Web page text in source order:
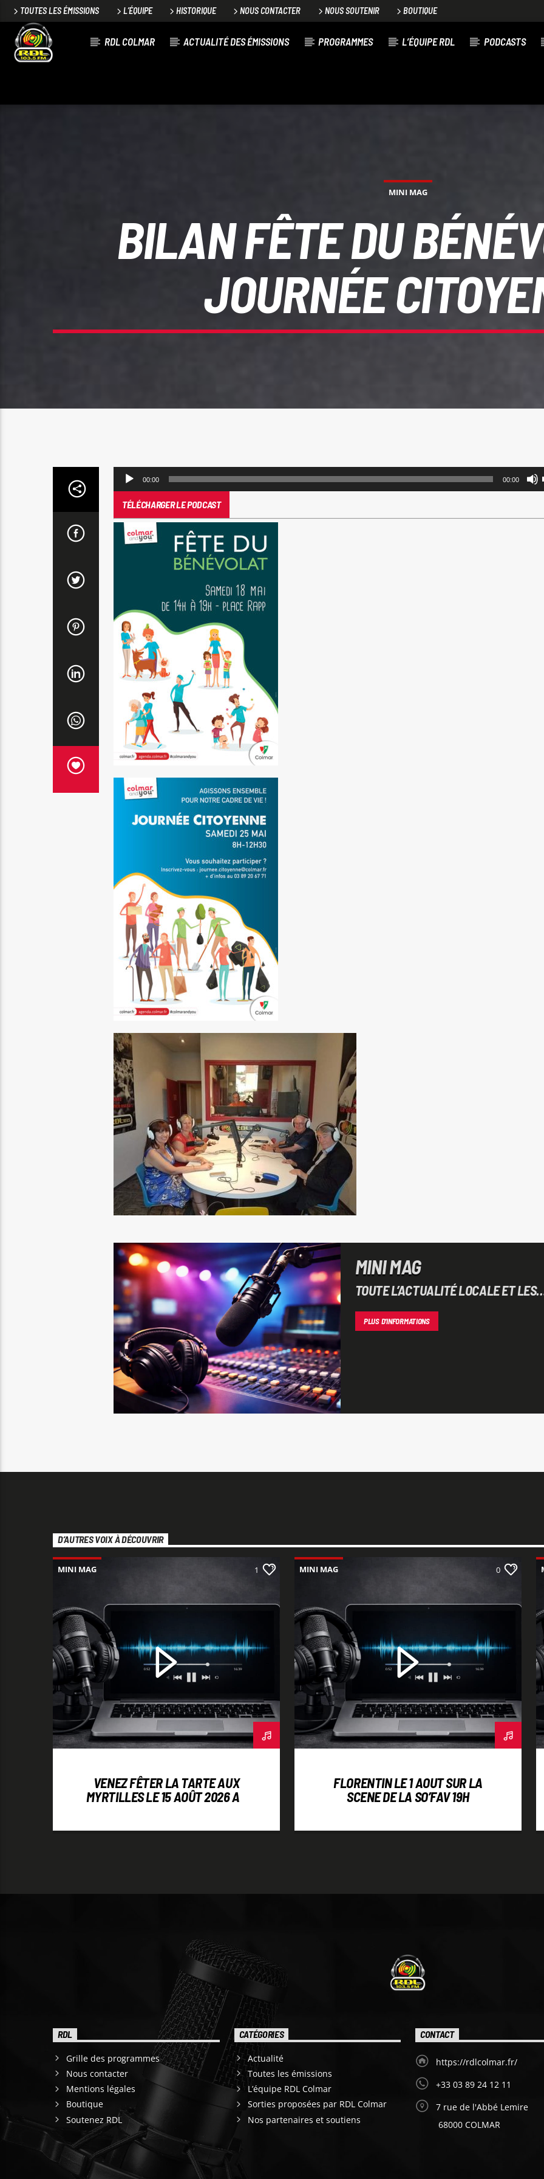
TOUTES LES ÉMISSIONS L’ÉQUIPE HISTORIQUE NOUS CONTACTER NOUS SOUTENIR BOUTIQUE
RDL COLMAR ACTUALITÉ DES ÉMISSIONS PROGRAMMES L’ÉQUIPE RDL PODCASTS
MINI MAG
BILAN FÊTE DU
JOURNÉE
Lecteur
audio
00:00 00:00
TÉLÉCHARGER LE PODCAST
MINI MAG
TOUTE L’ACTUALITÉ LOCALE ET LES
PLUS D'INFORMATIONS
D’AUTRES VOIX À DÉCOUVRIR
MINI MAG 1
VENEZ FÊTER LA TARTE AUX
MYRTILLES LE 15 AOÛT 2026 AU
MINI MAG 0
FLORENTIN LE 1 AOUT SUR LA
SCENE DE LA SO’FAV 19H
RDL
Grille des programmes
Nous contacter
Mentions légales
Boutique
Soutenez RDL
CATÉGORIES
Actualité
Toutes les émissions
L’équipe RDL Colmar
Sorties proposées par RDL Colmar
Nos partenaires et soutiens
CONTACT
https://rdlcolmar.fr/
+33 03 89 24 12 11
7 rue de l'Abbé Lemire
68000 COLMAR